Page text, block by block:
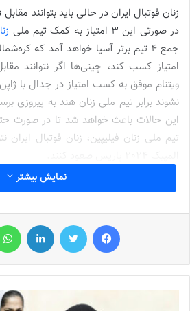
زنان فوتبال ایران در حالی باید بتوانند
در صورتی این 3 امتیاز به کمک تیم ملی
جمع 4 تیم برتر آسیا خواهد آمد که
امتیاز کسب کند، چینی‌ها اگر نتوانند
ویتنام موفق به کسب امتیاز در جدال با
نشوند برابر تیم ملی زنان هند به پیروزی
تیم ملی زنان فیلیپین، زنان فوتبال ایران
آخرین تمرین شاگردان آزمون پیش از بازی با
نوشته های مشابه
شماره 772 روزنامه فوتبالز منتشر شد
نمایش بیشتر